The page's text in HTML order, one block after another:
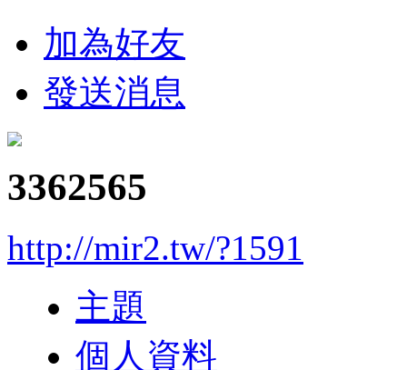
加為好友
發送消息
3362565
http://mir2.tw/?1591
主題
個人資料